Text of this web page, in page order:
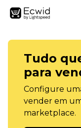
Tudo
para
Configure
vender em
marketplace.